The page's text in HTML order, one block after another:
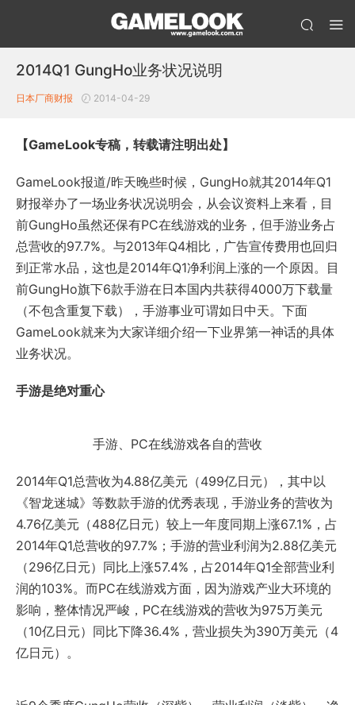
2014Q1 GungHo业务状况说明
日本厂商财报 2014-04-29
【GameLook专稿，转载请注明出处】
GameLook报道/昨天晚些时候，GungHo就其2014年Q1
财报举办了一场业务状况说明会，从会议资料上来看，目
前GungHo虽然还保有PC在线游戏的业务，但手游业务占
总营收的97.7%。与2013年Q4相比，广告宣传费用也回归
到正常水品，这也是2014年Q1净利润上涨的一个原因。目
前GungHo旗下6款手游在日本国内共获得4000万下载量
（不包含重复下载），手游事业可谓如日中天。下面
GameLook就来为大家详细介绍一下业界第一神话的具体
业务状况。
手游是绝对重心
手游、PC在线游戏各自的营收
2014年Q1总营收为4.88亿美元（499亿日元），其中以
《智龙迷城》等数款手游的优秀表现，手游业务的营收为
4.76亿美元（488亿日元）较上一年度同期上涨67.1%，占
2014年Q1总营收的97.7%；手游的营业利润为2.88亿美元
（296亿日元）同比上涨57.4%，占2014年Q1全部营业利
润的103%。而PC在线游戏方面，因为游戏产业大环境的
影响，整体情况严峻，PC在线游戏的营收为975万美元
（10亿日元）同比下降36.4%，营业损失为390万美元（4
亿日元）。